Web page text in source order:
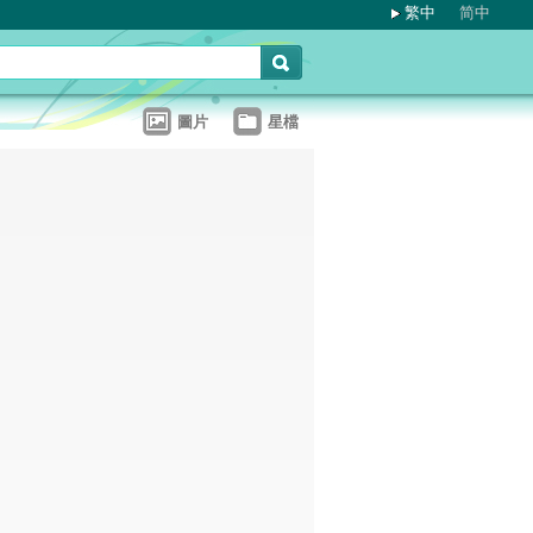
繁中 简中
圖片 星檔